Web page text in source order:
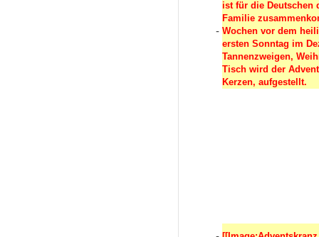
-
ist für die Deutschen
Familie
Wochen vor dem
ersten Sonntag im
Tannenzweigen,
Tisch wird der
Kerzen, aufgestellt.